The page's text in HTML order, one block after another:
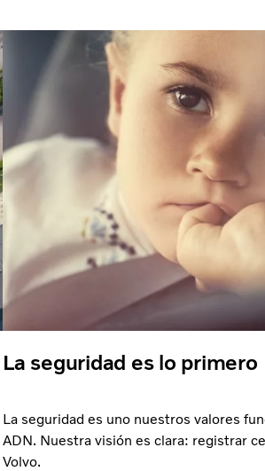
La seguridad es lo primero
La seguridad es uno nuestros valores
ADN. Nuestra visión es clara: registrar
Volvo.